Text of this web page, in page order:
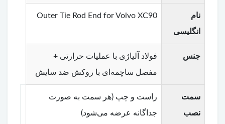
نام
انگلیسی
Outer Tie Rod End for Volvo XC90
جنس
فولاد آلیاژی با عملیات حرارتی +
مفصل ساچمه‌ای با روکش ضد سایش
سمت
نصب
راست و چپ (هر سمت به صورت
جداگانه عرضه می‌شود)